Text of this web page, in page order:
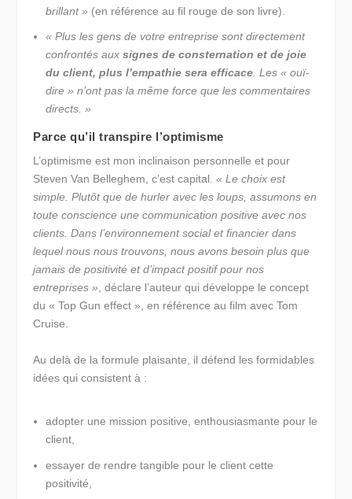
brillant » (en référence au fil rouge de son livre).
« Plus les gens de votre entreprise sont directement
confrontés auxsignes de consternation et de joie
du client, plus l’empathie sera efficace. Les « ouï-
dire » n’ont pas la même force que les commentaires
directs. »
Parce qu’il transpire l’optimisme
L’optimisme est mon inclinaison personnelle et pour
Steven Van Belleghem, c’est capital.« Le choix est
simple. Plutôt que de hurler avec les loups, assumons en
toute conscience une communication positive avec nos
clients. Dans l’environnement social et financier dans
lequel nous nous trouvons, nous avons besoin plus que
jamais de positivité et d’impact positif pour nos
entreprises », déclare l’auteur qui développe le concept
du « Top Gun effect », en référence au film avec Tom
Cruise.
Au delà de la formule plaisante, il défend les formidables
idées qui consistent à :
adopter une mission positive, enthousiasmante pour le
client,
essayer de rendre tangible pour le client cette
positivité,